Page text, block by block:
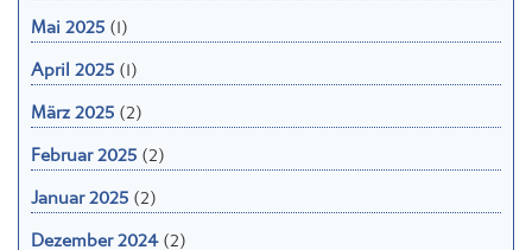
Mai 2025(1)
April 2025(1)
März 2025(2)
Februar 2025(2)
Januar 2025(2)
Dezember 2024(2)